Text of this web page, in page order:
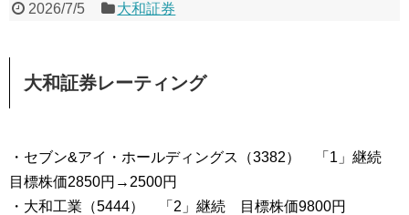
2026/7/5 大和証券
大和証券レーティング
・セブン&アイ・ホールディングス（3382） 「1」継続
目標株価2850円→2500円
・大和工業（5444） 「2」継続 目標株価9800円